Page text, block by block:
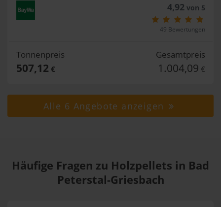
4,92von 5
49 Bewertungen
Tonnenpreis
507,12 €
Gesamtpreis
1.004,09 €
Alle 6 Angebote anzeigen
Häufige Fragen zu Holzpellets in Bad
Peterstal-Griesbach